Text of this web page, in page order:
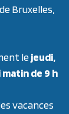
Bruxelles,
lejeudi,
matin de 9 h
vacances